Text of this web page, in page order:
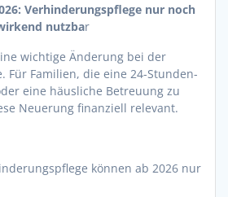
Verhinderungspflege nur noch
nutzbar
wichtige Änderung bei der
Für Familien, die eine 24-Stunden-
eine häusliche Betreuung zu
Neuerung finanziell relevant.
können ab 2026 nur